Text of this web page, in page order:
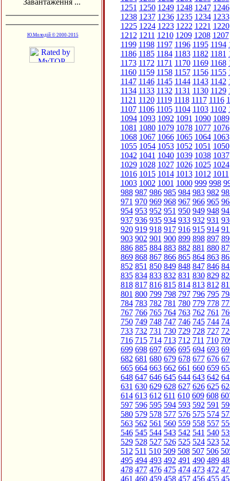
Завантаження ...
Ю.Молодій © 2000-2015
1251 1250 1249 1248 1247 1246
1238 1237 1236 1235 1234 1233
1225 1224 1223 1222 1221 1220
1212 1211 1210 1209 1208 1207
1199 1198 1197 1196 1195 1194
1186 1185 1184 1183 1182 1181
1173 1172 1171 1170 1169 1168
1160 1159 1158 1157 1156 1155
1147 1146 1145 1144 1143 1142
1134 1133 1132 1131 1130 1129
1121 1120 1119 1118 1117 1116
1107 1106 1105 1104 1103 1102
1094 1093 1092 1091 1090 1089
1081 1080 1079 1078 1077 1076
1068 1067 1066 1065 1064 1063
1055 1054 1053 1052 1051 1050
1042 1041 1040 1039 1038 1037
1029 1028 1027 1026 1025 1024
1016 1015 1014 1013 1012 1011
1003 1002 1001 1000 999 998
988 987 986 985 984 983 982
971 970 969 968 967 966 965
954 953 952 951 950 949 948
937 936 935 934 933 932 931
920 919 918 917 916 915 914
903 902 901 900 899 898 897
886 885 884 883 882 881 880
869 868 867 866 865 864 863
852 851 850 849 848 847 846
835 834 833 832 831 830 829
818 817 816 815 814 813 812
801 800 799 798 797 796 795
784 783 782 781 780 779 778
767 766 765 764 763 762 761
750 749 748 747 746 745 744
733 732 731 730 729 728 727
716 715 714 713 712 711 710
699 698 697 696 695 694 693
682 681 680 679 678 677 676
665 664 663 662 661 660 659
648 647 646 645 644 643 642
631 630 629 628 627 626 625
614 613 612 611 610 609 608
597 596 595 594 593 592 591
580 579 578 577 576 575 574
563 562 561 560 559 558 557
546 545 544 543 542 541 540
529 528 527 526 525 524 523
512 511 510 509 508 507 506
495 494 493 492 491 490 489
478 477 476 475 474 473 472
461 460 459 458 457 456 455